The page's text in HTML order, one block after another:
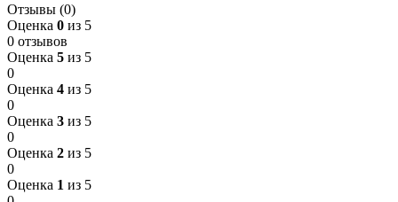
Отзывы (0)
Оценка 0 из 5
0 отзывов
Оценка 5 из 5
0
Оценка 4 из 5
0
Оценка 3 из 5
0
Оценка 2 из 5
0
Оценка 1 из 5